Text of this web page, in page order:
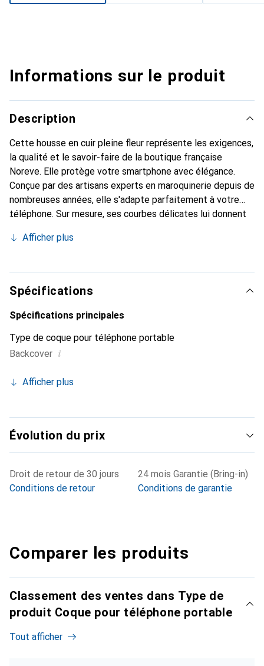
Informations sur le produit
Description
Cette housse en cuir pleine fleur représente les exigences,
la qualité et le savoir-faire de la boutique française
Noreve. Elle protège votre smartphone avec élégance.
Conçue par des artisans experts en maroquinerie depuis de
nombreuses années, elle s'adapte parfaitement à votre
téléphone. Sur mesure, ses courbes délicates lui donnent
et indispensable pour votre smartphone. Reconnaissante à
marque Noreve est un choix sûr pour une clientèle
exigeante.
Afficher plus
Spécifications
Spécifications principales
Type de coque pour téléphone portable
Backcover i
Afficher plus
Évolution du prix
Droit de retour de 30 jours
Conditions de retour
24 mois Garantie (Bring-in)
Conditions de garantie
Comparer les produits
Classement des ventes dans Type de
produit Coque pour téléphone portable
Tout afficher